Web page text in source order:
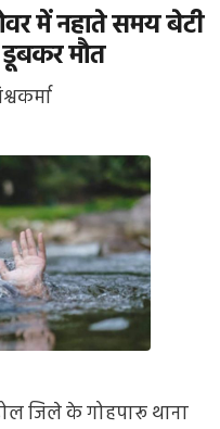
में नहाते समय बेटी
डूबकर मौत
जिले के गोहपारू थाना